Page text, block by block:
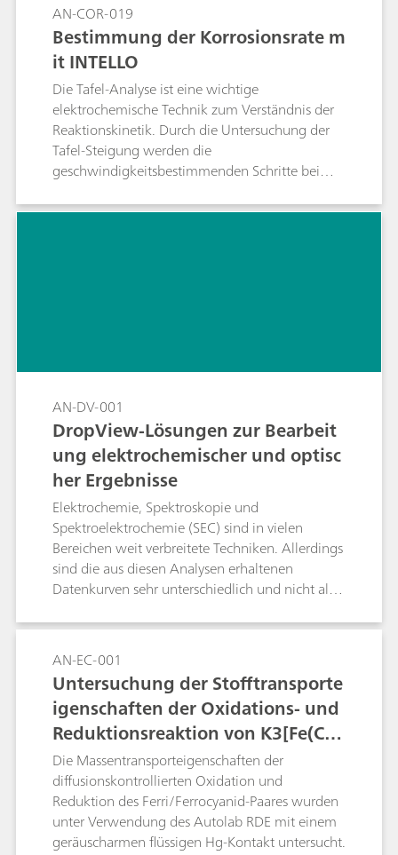
AN-COR-019
Bestimmung der Korrosionsrate m
it INTELLO
Die Tafel-Analyse ist eine wichtige
elektrochemische Technik zum Verständnis der
Reaktionskinetik. Durch die Untersuchung der
Tafel-Steigung werden die
geschwindigkeitsbestimmenden Schritte bei
wie der Korrosions- und
AN-DV-001
DropView-Lösungen zur Bearbeit
ung elektrochemischer und optisc
her Ergebnisse
Elektrochemie, Spektroskopie und
Spektroelektrochemie (SEC) sind in vielen
Bereichen weit verbreitete Techniken. Allerdings
sind die aus diesen Analysen erhaltenen
Datenkurven sehr unterschiedlich und nicht alle
Banden können mit den gleichen Verfahren
gemessen werden. In dieser Anwendungsnotiz
werden vier in den Softwareprogrammen
DropView 8400 und DropView SPELEC
enthaltene Tools untersucht, die die Messung
und Analyse der gesammelten Kurven und
Daten erleichtern. Die folgenden Messoptionen
werden im Detail erläutert: automatische
Messung, eingestellte Kurvenmessung,
eingestellte freie Messung und eingestellte
Schrittmessung.
AN-EC-001
Untersuchung der Stofftransporte
igenschaften der Oxidations- und
Reduktionsreaktion von K3[Fe(CN)
6]/ K4[Fe(CN)6] mit der AUTOLAB
RDE
Die Massentransporteigenschaften der
diffusionskontrollierten Oxidation und
Reduktion des Ferri/Ferrocyanid-Paares wurden
unter Verwendung des Autolab RDE mit einem
geräuscharmen flüssigen Hg-Kontakt untersucht.